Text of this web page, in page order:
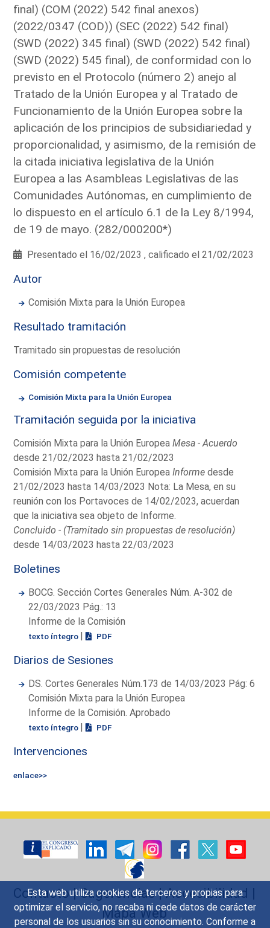
Esta web utiliza cookies de terceros y propias para
optimizar el servicio, no recaba ni cede datos de carácter
personal de los usuarios sin su conocimiento. Conforme a
final) (COM (2022) 542 final anexos)
(2022/0347 (COD)) (SEC (2022) 542 final)
(SWD (2022) 345 final) (SWD (2022) 542 final)
(SWD (2022) 545 final), de conformidad con lo
previsto en el Protocolo (número 2) anejo al
Tratado de la Unión Europea y al Tratado de
Funcionamiento de la Unión Europea sobre la
aplicación de los principios de subsidiariedad y
proporcionalidad, y asimismo, de la remisión de
la citada iniciativa legislativa de la Unión
Europea a las Asambleas Legislativas de las
Comunidades Autónomas, en cumplimiento de
lo dispuesto en el artículo 6.1 de la Ley 8/1994,
de 19 de mayo. (282/000200*)
Presentado el 16/02/2023 , calificado el 21/02/2023
Autor
Comisión Mixta para la Unión Europea
Resultado tramitación
Tramitado sin propuestas de resolución
Comisión competente
Comisión Mixta para la Unión Europea
Tramitación seguida por la iniciativa
Comisión Mixta para la Unión EuropeaMesa - Acuerdo
desde 21/02/2023 hasta 21/02/2023
Comisión Mixta para la Unión EuropeaInforme desde
21/02/2023 hasta 14/03/2023 Nota: La Mesa, en su
reunión con los Portavoces de 14/02/2023, acuerdan
que la iniciativa sea objeto de Informe.
Concluido - (Tramitado sin propuestas de resolución)
desde 14/03/2023 hasta 22/03/2023
Boletines
BOCG. Sección Cortes Generales Núm. A-302 de
22/03/2023 Pág.: 13
Informe de la Comisión
texto íntegro | PDF
Diarios de Sesiones
DS. Cortes Generales Núm.173 de 14/03/2023 Pág: 6
Comisión Mixta para la Unión Europea
Informe de la Comisión. Aprobado
texto íntegro | PDF
Intervenciones
enlace>>
Contacto|Sugerencias|Accesibilidad |
Mapa Web